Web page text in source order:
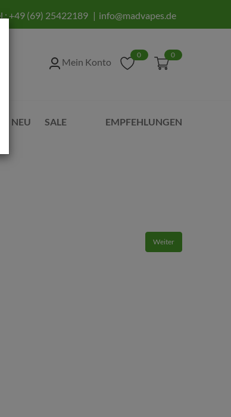
+49 (69) 25422189 info@madvapes.de
Mein Konto
0 0
NEU SALE EMPFEHLUNGEN
Weiter